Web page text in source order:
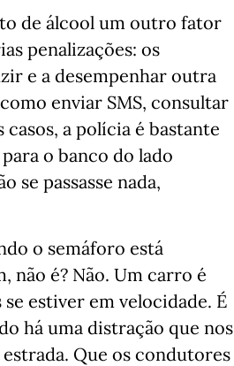
de álcool um outro fator
penalizações: os
e a desempenhar outra
enviar SMS, consultar
a polícia é bastante
o banco do lado
se passasse nada,
o semáforo está
não é? Não. Um carro é
estiver em velocidade. É
há uma distração que nos
Que os condutores